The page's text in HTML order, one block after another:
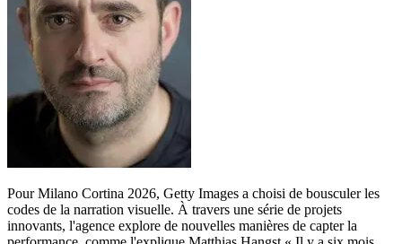
Pour Milano Cortina 2026, Getty Images a choisi de bousculer les
codes de la narration visuelle. À travers une série de projets
innovants, l'agence explore de nouvelles manières de capter la